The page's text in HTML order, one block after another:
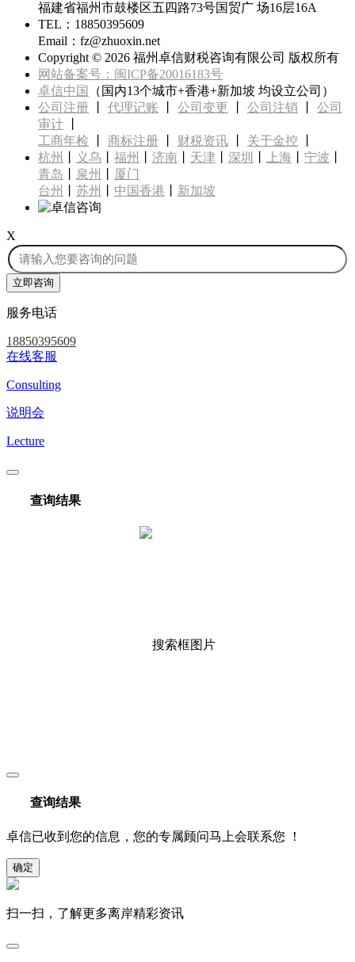
福建省福州市鼓楼区五四路73号国贸广 场16层16A
TEL：18850395609
Email：fz@zhuoxin.net
Copyright © 2026 福州卓信财税咨询有限公司 版权所有
网站备案号：闽ICP备20016183号
卓信中国
（国内13个城市+香港+新加坡 均设立公司）
公司注册
代理记账 公司变更 公司注销
公司
审计
工商年检
商标注册 财税资讯 关于金控
杭州
义乌 福州 济南 天津 深圳 上海 宁波
青岛
泉州
厦门
台州
苏州 中国香港 新加坡
X
服务电话
18850395609
在线客服
Consulting
说明会
Lecture
查询结果
查询结果
卓信已收到您的信息，您的专属顾问马上会联系您 ！
确定
扫一扫，了解更多离岸精彩资讯